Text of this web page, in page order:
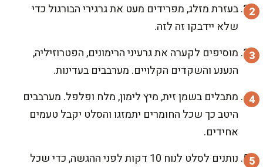
בעזרת מזלג, מפרידים מעט את גרגירי הבורגול כדי
שלא יידבקו זה לזה.
מוסיפים לקערה את גרעיני הרימונים, הפטרוזיליה,
הנענע והשקדים הקלויים. מערבבים בעדינות.
מתבלים בשמן זית, מיץ לימון, מלח ופלפל. מערבבים
היטב כך שכל החומרים יתמזגו והסלט יקבל טעמים
אחידים.
נותנים לסלט לנוח 10 דקות לפני ההגשה, כדי שכל